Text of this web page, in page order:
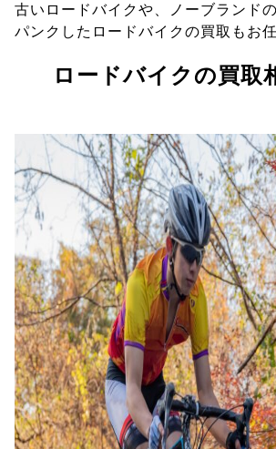
古いロードバイクや、ノーブランド
パンクしたロードバイクの買取もお
ロードバイクの買取